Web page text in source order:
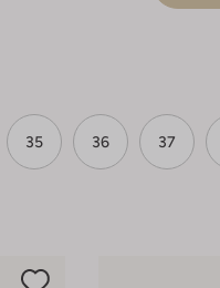
35 36 37